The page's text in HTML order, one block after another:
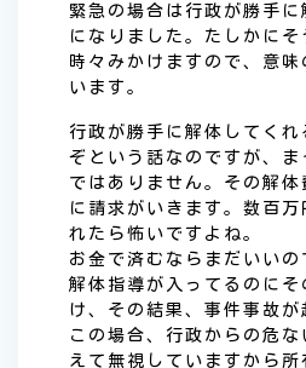
緊急の場合は行政が勝手に
になりました。たしかにそ
時々みかけますので、意味
います。
行政が勝手に解体してくれ
ぞという話なのですが、ま
ではありません。その解体
に請求がいきます。数百万
れたら怖いですよね。
お金で済むならまだいいの
解体指導が入ってるのにそ
け、その結果、事件事故が
この場合、行政からの危な
えて無視していますから